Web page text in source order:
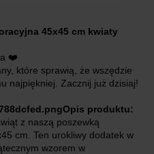
45x45 cm kwiaty
❤️
które sprawią, że wszędzie
najpiękniej. Zacznij już dzisiaj!
Opis produktu:
z naszą poszewką
cm. Ten urokliwy dodatek w
wzorem w